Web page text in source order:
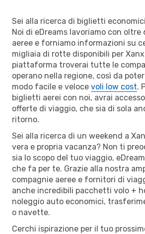
Sei alla ricerca di biglietti
Noi di eDreams lavoriamo con oltre
aeree e forniamo informazioni su
migliaia di rotte disponibili per
piattaforma troverai tutte le
operano nella regione, così da
modo facile e veloce voli low cost.
biglietti aerei con noi, avrai
offerte di viaggio, che sia di sola
ritorno.
Sei alla ricerca di un weekend a
vera e propria vacanza? Non ti
sia lo scopo del tuo viaggio,
che fa per te. Grazie alla nostra
compagnie aeree e fornitori di
anche incredibili pacchetti volo +
noleggio auto economici,
o navette.
Cerchi ispirazione per il tuo